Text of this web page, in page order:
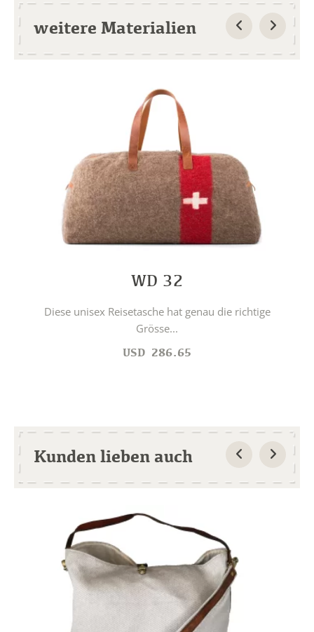
weitere Materialien
WD 32
Diese unisex Reisetasche hat genau die richtige
Grösse...
USD 286.65
Kunden lieben auch